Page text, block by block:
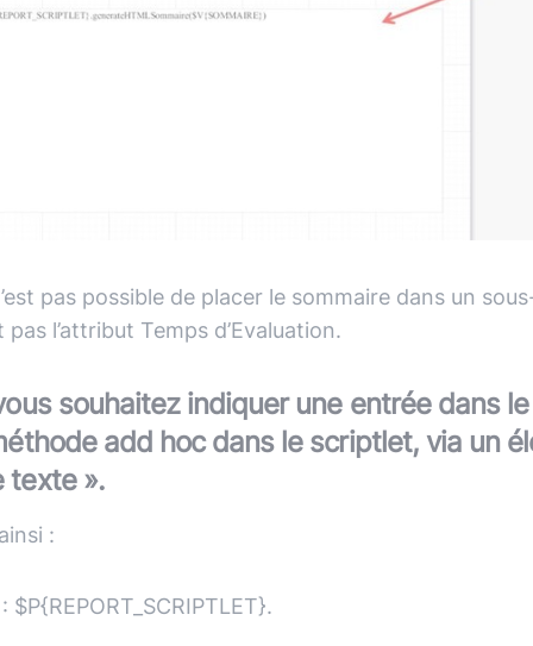
pas possible de placer le sommaire dans un
pas l’attribut Temps d’Evaluation.
souhaitez indiquer une entrée dans
add hoc dans le scriptlet, via un
texte ».
:
$P{REPORT_SCRIPTLET}.